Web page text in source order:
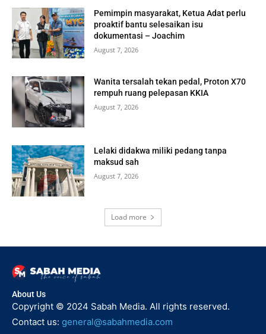
Pemimpin masyarakat, Ketua Adat perlu
proaktif bantu selesaikan isu
dokumentasi – Joachim
August 7, 2026
Wanita tersalah tekan pedal, Proton X70
rempuh ruang pelepasan KKIA
August 7, 2026
Lelaki didakwa miliki pedang tanpa
maksud sah
August 7, 2026
Load more
About Us
Copyright © 2024 Sabah Media. All rights reserved.
Contact us: general@sabahmedia.com